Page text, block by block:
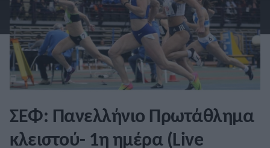
ΣΕΦ: Πανελλήνιο Πρωτάθλημα
κλειστού- 1η ημέρα (Live